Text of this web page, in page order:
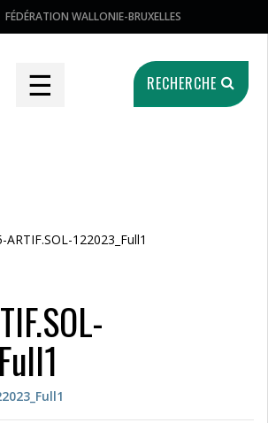
FÉDÉRATION WALLONIE-BRUXELLES
☰ RECHERCHE
ARTIF.SOL-122023_Full1